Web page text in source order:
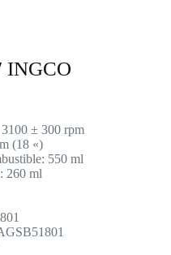
INGCO
± 300 rpm
(18 «)
550 ml
260 ml